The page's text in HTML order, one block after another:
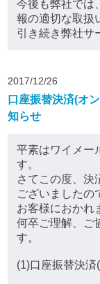
今後も弊社では
報の適切な取扱
引き続き弊社サ
2017/12/26
口座振替決済(オ
知らせ
平素はワイメー
す。
さてこの度、決
ございましたの
お客様におかれ
何卒ご理解、ご
す。
(1)口座振替決済